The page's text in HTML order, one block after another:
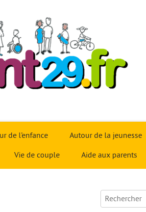
de l’enfance Autour de la jeunesse
Vie de couple Aide aux parents
Rechercher :